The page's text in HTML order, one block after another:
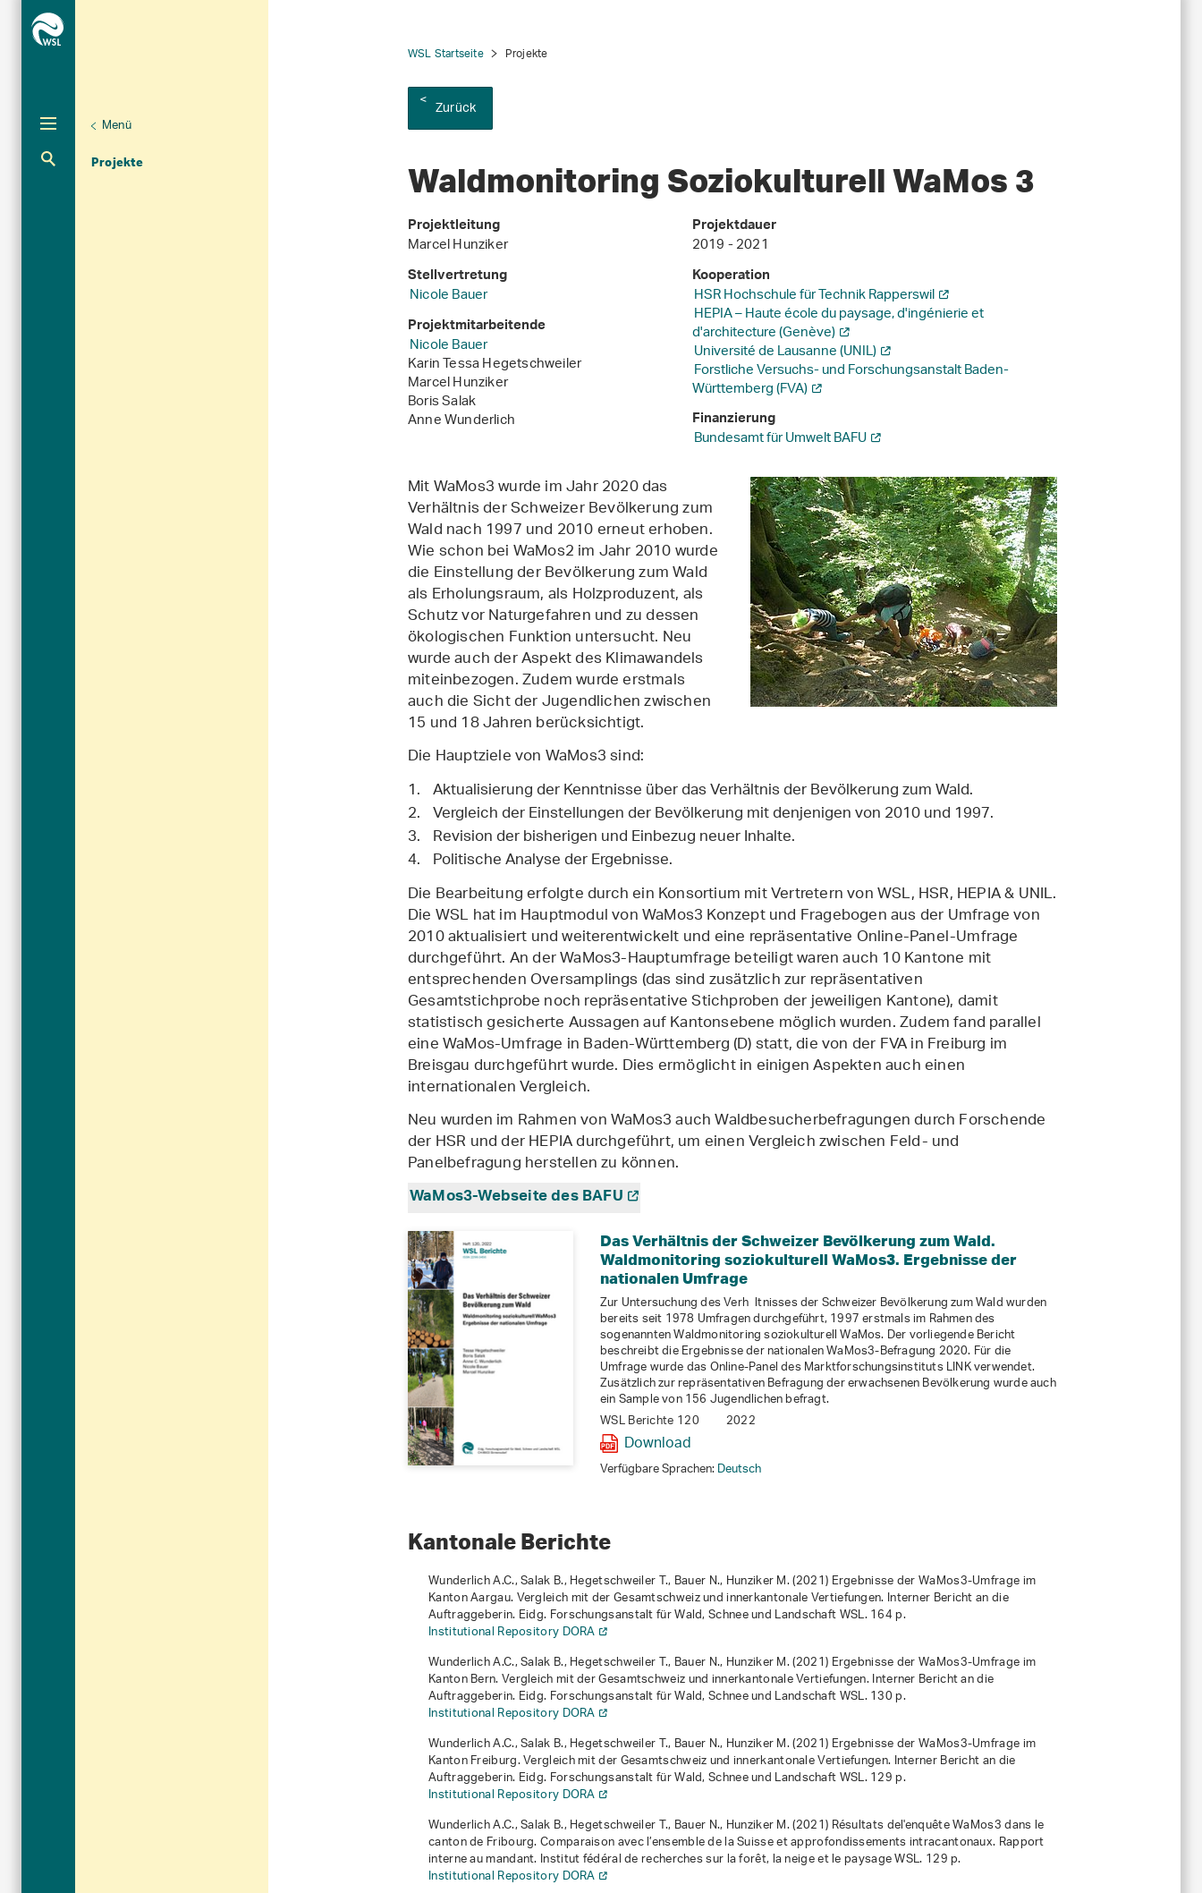
Menü
Projekte
Aktuelle Navigation
WSL Startseite Projekte
Zurück
Waldmonitoring Soziokulturell WaMos 3
Projektleitung
Marcel Hunziker
Stellvertretung
Nicole Bauer
Projektmitarbeitende
Nicole Bauer
Karin Tessa Hegetschweiler
Marcel Hunziker
Boris Salak
Anne Wunderlich
Projektdauer
2019 - 2021
Kooperation
HSR Hochschule für Technik Rapperswil
HEPIA – Haute école du paysage, d'ingénierie et
d'architecture (Genève)
Université de Lausanne (UNIL)
Forstliche Versuchs- und Forschungsanstalt Baden-
Württemberg (FVA)
Finanzierung
Bundesamt für Umwelt BAFU
Mit WaMos3 wurde im Jahr 2020 das
Verhältnis der Schweizer Bevölkerung zum
Wald nach 1997 und 2010 erneut erhoben.
Wie schon bei WaMos2 im Jahr 2010 wurde
die Einstellung der Bevölkerung zum Wald
als Erholungsraum, als Holzproduzent, als
Schutz vor Naturgefahren und zu dessen
ökologischen Funktion untersucht. Neu
wurde auch der Aspekt des Klimawandels
miteinbezogen. Zudem wurde erstmals
auch die Sicht der Jugendlichen zwischen
15 und 18 Jahren berücksichtigt.
Die Hauptziele von WaMos3 sind:
Aktualisierung der Kenntnisse über das Verhältnis der Bevölkerung zum Wald.
Vergleich der Einstellungen der Bevölkerung mit denjenigen von 2010 und 1997.
Revision der bisherigen und Einbezug neuer Inhalte.
Politische Analyse der Ergebnisse.
Die Bearbeitung erfolgte durch ein Konsortium mit Vertretern von WSL, HSR, HEPIA & UNIL.
Die WSL hat im Hauptmodul von WaMos3 Konzept und Fragebogen aus der Umfrage von
2010 aktualisiert und weiterentwickelt und eine repräsentative Online-Panel-Umfrage
durchgeführt. An der WaMos3-Hauptumfrage beteiligt waren auch 10 Kantone mit
entsprechenden Oversamplings (das sind zusätzlich zur repräsentativen
Gesamtstichprobe noch repräsentative Stichproben der jeweiligen Kantone), damit
statistisch gesicherte Aussagen auf Kantonsebene möglich wurden. Zudem fand parallel
eine WaMos-Umfrage in Baden-Württemberg (D) statt, die von der FVA in Freiburg im
Breisgau durchgeführt wurde. Dies ermöglicht in einigen Aspekten auch einen
internationalen Vergleich.
Neu wurden im Rahmen von WaMos3 auch Waldbesucherbefragungen durch Forschende
der HSR und der HEPIA durchgeführt, um einen Vergleich zwischen Feld- und
Panelbefragung herstellen zu können.
WaMos3-Webseite des BAFU
Das Verhältnis der Schweizer Bevölkerung zum Wald.
Waldmonitoring soziokulturell WaMos3. Ergebnisse der
nationalen Umfrage
Zur Untersuchung des Verh ltnisses der Schweizer Bevölkerung zum Wald wurden
bereits seit 1978 Umfragen durchgeführt, 1997 erstmals im Rahmen des
sogenannten Waldmonitoring soziokulturell WaMos. Der vorliegende Bericht
beschreibt die Ergebnisse der nationalen WaMos3-Befragung 2020. Für die
Umfrage wurde das Online-Panel des Marktforschungsinstituts LINK verwendet.
Zusätzlich zur repräsentativen Befragung der erwachsenen Bevölkerung wurde auch
ein Sample von 156 Jugendlichen befragt.
WSL Berichte 120
2022
Download
Verfügbare Sprachen:Deutsch
Kantonale Berichte
Wunderlich A.C., Salak B., Hegetschweiler T., Bauer N., Hunziker M. (2021)Ergebnisse der WaMos3-Umfrage im
Kanton Aargau. Vergleich mit der Gesamtschweiz und innerkantonale Vertiefungen. Interner Bericht an die
Auftraggeberin. Eidg. Forschungsanstalt für Wald, Schnee und Landschaft WSL. 164 p.
Institutional Repository DORA
Wunderlich A.C., Salak B., Hegetschweiler T., Bauer N., Hunziker M. (2021)Ergebnisse der WaMos3-Umfrage im
Kanton Bern. Vergleich mit der Gesamtschweiz und innerkantonale Vertiefungen. Interner Bericht an die
Auftraggeberin. Eidg. Forschungsanstalt für Wald, Schnee und Landschaft WSL. 130 p.
Institutional Repository DORA
Wunderlich A.C., Salak B., Hegetschweiler T., Bauer N., Hunziker M. (2021)Ergebnisse der WaMos3-Umfrage im
Kanton Freiburg. Vergleich mit der Gesamtschweiz und innerkantonale Vertiefungen. Interner Bericht an die
Auftraggeberin. Eidg. Forschungsanstalt für Wald, Schnee und Landschaft WSL. 129 p.
Institutional Repository DORA
Wunderlich A.C., Salak B., Hegetschweiler T., Bauer N., Hunziker M. (2021)Résultats del'enquête WaMos3 dans le
canton de Fribourg. Comparaison avec l’ensemble de la Suisse et approfondissements intracantonaux. Rapport
interne au mandant. Institut fédéral de recherches sur la forêt, la neige et le paysage WSL. 129 p.
Institutional Repository DORA